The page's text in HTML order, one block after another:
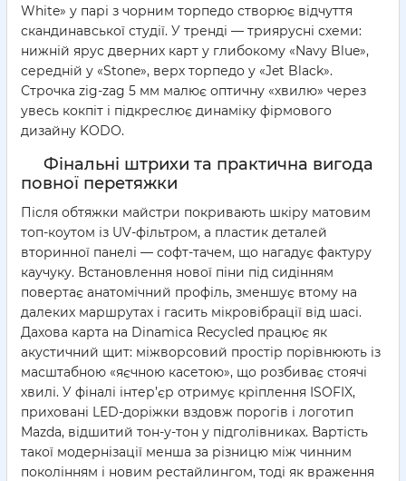
White» у парі з чорним торпедо створює відчуття
скандинавської студії. У тренді — триярусні схеми:
нижній ярус дверних карт у глибокому «Navy Blue»,
середній у «Stone», верх торпедо у «Jet Black».
Строчка zig-zag 5 мм малює оптичну «хвилю» через
увесь кокпіт і підкреслює динаміку фірмового
дизайну KODO.
Фінальні штрихи та практична вигода
повної перетяжки
Після обтяжки майстри покривають шкіру матовим
топ-коутом із UV-фільтром, а пластик деталей
вторинної панелі — софт-тачем, що нагадує фактуру
каучуку. Встановлення нової піни під сидінням
повертає анатомічний профіль, зменшує втому на
далеких маршрутах і гасить мікровібрації від шасі.
Дахова карта на Dinamica Recycled працює як
акустичний щит: міжворсовий простір порівнюють із
масштабною «яєчною касетою», що розбиває стоячі
хвилі. У фіналі інтер’єр отримує кріплення ISOFIX,
приховані LED-доріжки вздовж порогів і логотип
Mazda, відшитий тон-у-тон у підголівниках. Вартість
такої модернізації менша за різницю між чинним
поколінням і новим рестайлингом, тоді як враження